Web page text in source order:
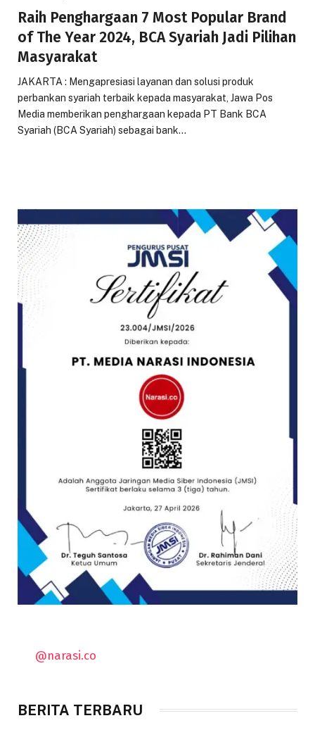
Raih Penghargaan 7 Most Popular Brand
of The Year 2024, BCA Syariah Jadi Pilihan
Masyarakat
JAKARTA : Mengapresiasi layanan dan solusi produk
perbankan syariah terbaik kepada masyarakat, Jawa Pos
Media memberikan penghargaan kepada PT Bank BCA
Syariah (BCA Syariah) sebagai bank…
@narasi.co
BERITA TERBARU